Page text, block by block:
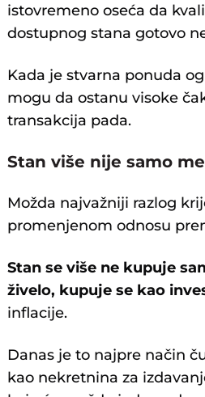
istovremeno oseća da
dostupnog stana gotovo
Kada je stvarna ponuda
mogu da ostanu visoke
transakcija pada.
Stan više nije samo
Možda najvažniji razlog
promenjenom odnosu
Stan se više ne kupuje
živelo, kupuje se kao
inflacije.
Danas je to najpre način
kao nekretnina za